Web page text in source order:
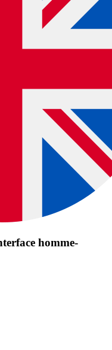
homme-